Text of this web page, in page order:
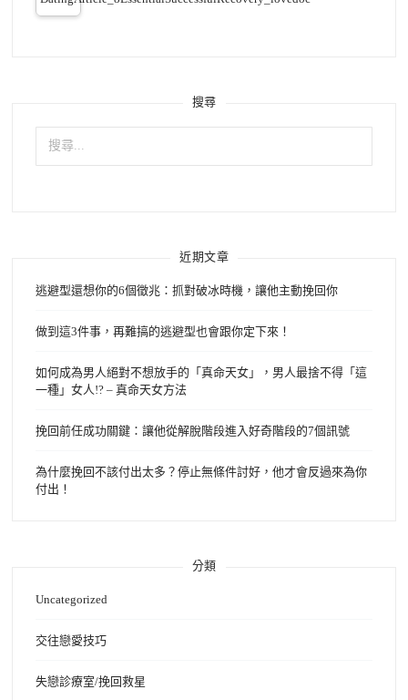
搜尋
搜
鍵
近期文章
逃避型還想你的6個徵兆：抓對破冰時機，讓他主動挽回你
做到這3件事，再難搞的逃避型也會跟你定下來！
如何成為男人絕對不想放手的「真命天女」，男人最捨不得「這
一種」女人!? – 真命天女方法
挽回前任成功關鍵：讓他從解脫階段進入好奇階段的7個訊號
為什麼挽回不該付出太多？停止無條件討好，他才會反過來為你
付出！
分類
Uncategorized
交往戀愛技巧
失戀診療室/挽回救星